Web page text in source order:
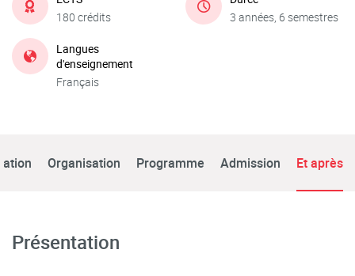
180 crédits
3 années, 6 semestres
Langues
d'enseignement
Français
Organisation Programme Admission Et après
Présentation